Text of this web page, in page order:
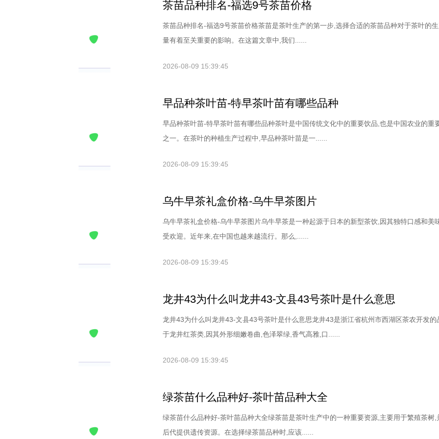
茶苗品种排名-福选9号茶苗价格
茶苗品种排名-福选9号茶苗价格茶苗是茶叶生产的第一步,选择合适的茶苗品种对于茶叶的
量有着至关重要的影响。在这篇文章中,我们......
2026-08-09 15:39:45
早品种茶叶苗-特早茶叶苗有哪些品种
早品种茶叶苗-特早茶叶苗有哪些品种茶叶是中国传统文化中的重要饮品,也是中国农业的重
之一。在茶叶的种植生产过程中,早品种茶叶苗是一......
2026-08-09 15:39:45
乌牛早茶礼盒价格-乌牛早茶图片
乌牛早茶礼盒价格-乌牛早茶图片乌牛早茶是一种起源于日本的新型茶饮,因其独特口感和美
受欢迎。近年来,在中国也越来越流行。那么,......
2026-08-09 15:39:45
龙井43为什么叫龙井43-文县43号茶叶是什么意思
龙井43为什么叫龙井43-文县43号茶叶是什么意思龙井43是浙江省杭州市西湖区茶农开发的
于龙井红茶类,因其外形细嫩卷曲,色泽翠绿,香气高雅,口......
2026-08-09 15:39:45
绿茶苗什么品种好-茶叶苗品种大全
绿茶苗什么品种好-茶叶苗品种大全绿茶苗是茶叶生产中的一种重要资源,主要用于繁殖茶树,
后代提供遗传资源。在选择绿茶苗品种时,应该......